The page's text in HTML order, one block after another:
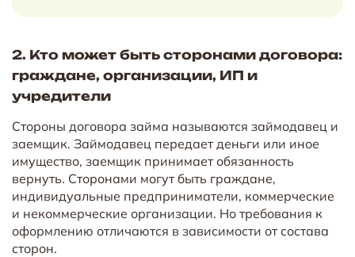
2. Кто может быть сторонами договора:
граждане, организации, ИП и
учредители
Стороны договора займа называются займодавец и
заемщик. Займодавец передает деньги или иное
имущество, заемщик принимает обязанность
вернуть. Сторонами могут быть граждане,
индивидуальные предприниматели, коммерческие
и некоммерческие организации. Но требования к
оформлению отличаются в зависимости от состава
сторон.